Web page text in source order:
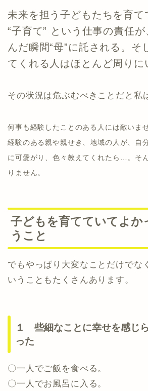
未来を担う子どもたちを育て
“子育て” という仕事の責任
んだ瞬間“母”に託される。そ
てくれる人はほとんど周りに
その状況は危ぶむべきことだと私
何事も経験したことのある人には敵いま
経験のある親や親せき、地域の人が、自
に可愛がり、色々教えてくれたら…。そ
りません。
子どもを育てていてよか
うこと
でもやっぱり大変なことだけでな
いうこともたくさんあります。
１ 些細なことに幸せを感じ
った
〇一人でご飯を食べる。
〇一人でお風呂に入る。